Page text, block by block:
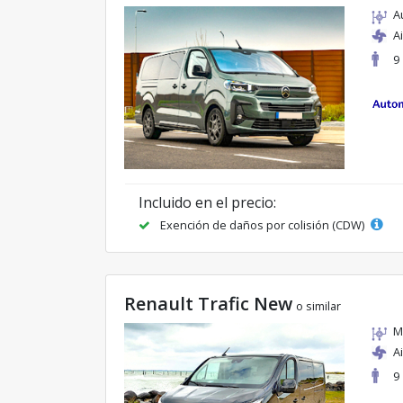
9
Incluido en el precio:
Exención de daños por colisión (CDW)
Renault Trafic New o similar
9